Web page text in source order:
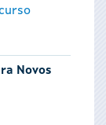
Novos